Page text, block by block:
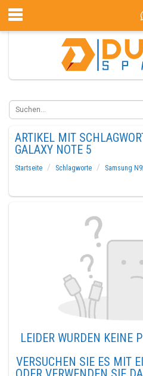
ARTIKEL MIT
GALAXY NOTE 5
Startseite Schlagworte
Samsung
LEIDER WURDEN KEINE
VERSUCHEN SIE ES MIT